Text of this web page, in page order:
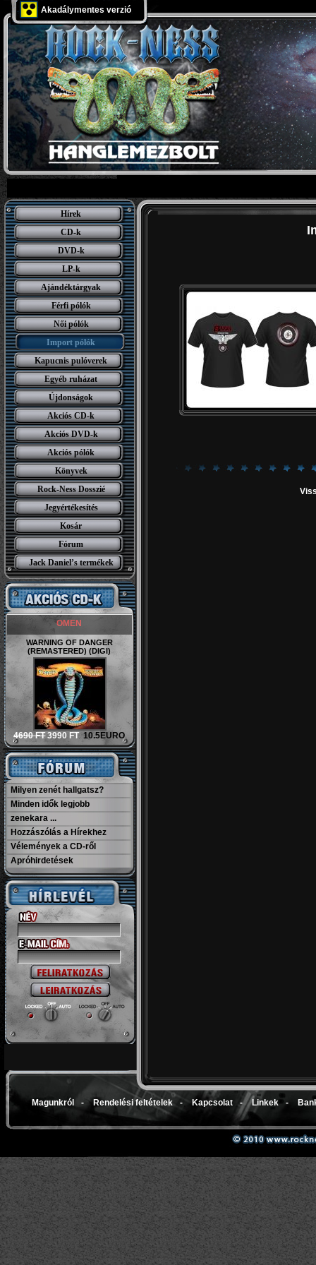
Akadálymentes verzió
Hírek
CD-k
DVD-k
LP-k
Ajándéktárgyak
Férfi pólók
Női pólók
Import pólók
Kapucnis pulóverek
Egyéb ruházat
Újdonságok
Akciós CD-k
Akciós DVD-k
Akciós pólók
Könyvek
Rock-Ness Dosszié
Jegyértékesítés
Kosár
Fórum
Jack Daniel’s termékek
OMEN
WARNING OF DANGER
(REMASTERED) (DIGI)
4690 FT 3990 FT 10.5EURO
Milyen zenét hallgatsz?
Minden idők legjobb
zenekara ...
Hozzászólás a Hírekhez
Vélemények a CD-ről
Apróhirdetések
Magunkról - Rendelési feltételek - Kapcsolat - Linkek -